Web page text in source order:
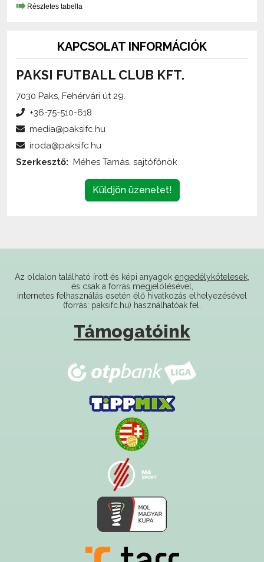
Részletes tabella
KAPCSOLAT INFORMÁCIÓK
PAKSI FUTBALL CLUB KFT.
7030 Paks, Fehérvári út 29.
+36-75-510-618
media@paksifc.hu
iroda@paksifc.hu
Szerkesztő: Méhes Tamás, sajtófőnök
Küldjön üzenetet!
Az oldalon található írott és képi anyagok engedélykötelesek,
és csak a forrás megjelölésével,
internetes felhasználás esetén élő hivatkozás elhelyezésével
(forrás: paksifc.hu) használhatóak fel.
Támogatóink